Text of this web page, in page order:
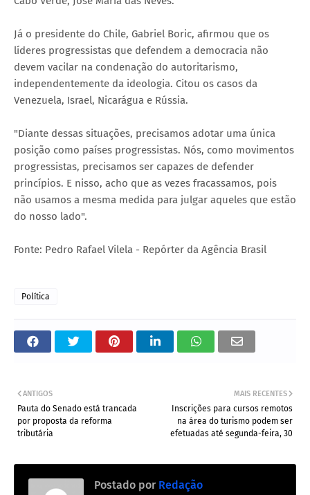
Já o presidente do Chile, Gabriel Boric, afirmou que os
líderes progressistas que defendem a democracia não
devem vacilar na condenação do autoritarismo,
independentemente da ideologia. Citou os casos da
Venezuela, Israel, Nicarágua e Rússia.
"Diante dessas situações, precisamos adotar uma única
posição como países progressistas. Nós, como movimentos
progressistas, precisamos ser capazes de defender
princípios. E nisso, acho que as vezes fracassamos, pois
não usamos a mesma medida para julgar aqueles que estão
do nosso lado".
Fonte: Pedro Rafael Vilela - Repórter da Agência Brasil
Política
MAIS RECENTES
Inscrições para cursos remotos
na área do turismo podem ser
efetuadas até segunda-feira, 30
ANTIGOS
Pauta do Senado está trancada
por proposta da reforma
tributária
Postado por Redação